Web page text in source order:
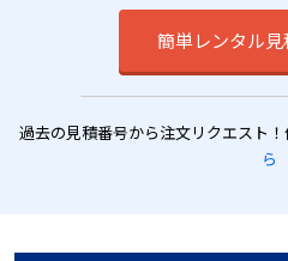
簡単レンタル見
過去の見積番号から注文リクエスト
ら